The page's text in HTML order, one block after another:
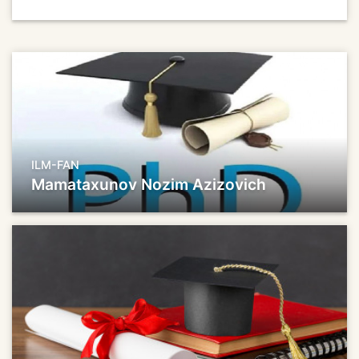
ILM-FAN
Mamataxunov Nozim Azizovich